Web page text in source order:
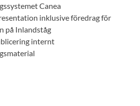
Canea
inklusive föredrag för
på Inlandståg
internt